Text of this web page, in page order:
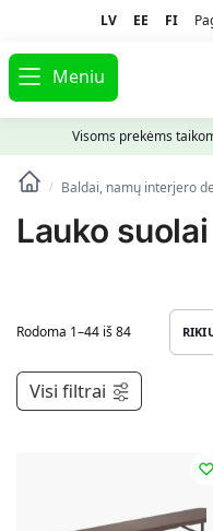
LV EE FI
Meniu
Visoms prekėms
/ Baldai, namų interjero
Lauko suolai
Rodoma 1–44 iš 84
Visi filtrai